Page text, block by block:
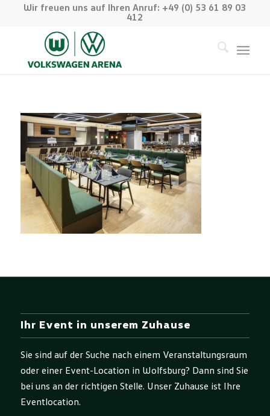
Wir freuen uns auf Ihren Anruf: +49 (0) 53 61 89 03
412
Ihr Event in unserem Zuhause
Sie sind auf der Suche nach einem Veranstaltungsraum
oder einer Event-Location in Wolfsburg? Dann sind Sie
bei uns an der richtigen Stelle. Unser Zuhause ist Ihre
Eventlocation.